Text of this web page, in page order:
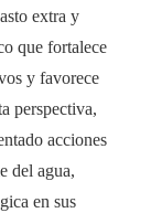
extra y
que fortalece
y favorece
perspectiva,
acciones
del agua,
en sus